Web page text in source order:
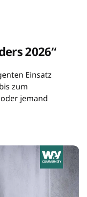
2026“
Einsatz
zum
jemand